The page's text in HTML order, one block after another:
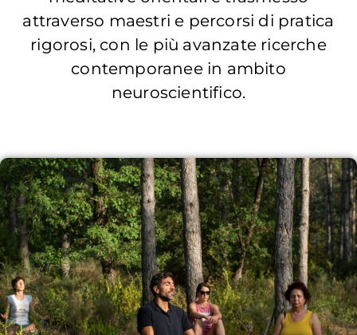
attraverso maestri e percorsi di pratica
rigorosi, con le più avanzate ricerche
contemporanee in ambito
neuroscientifico.